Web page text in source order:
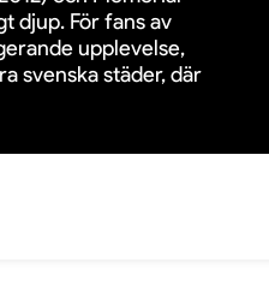
djup. För fans av
upplevelse,
svenska städer, där